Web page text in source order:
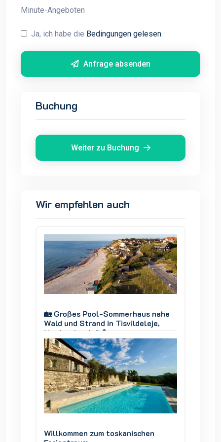
Minute-Angeboten
Ja, ich habe die Bedingungen gelesen.
Anfrage absenden
Buchung
Weiter zu Buchung
Wir empfehlen auch
🏡 Großes Pool-Sommerhaus nahe
Wald und Strand in Tisvildeleje,
Nordseeland 🌊🌲
Willkommen zum toskanischen